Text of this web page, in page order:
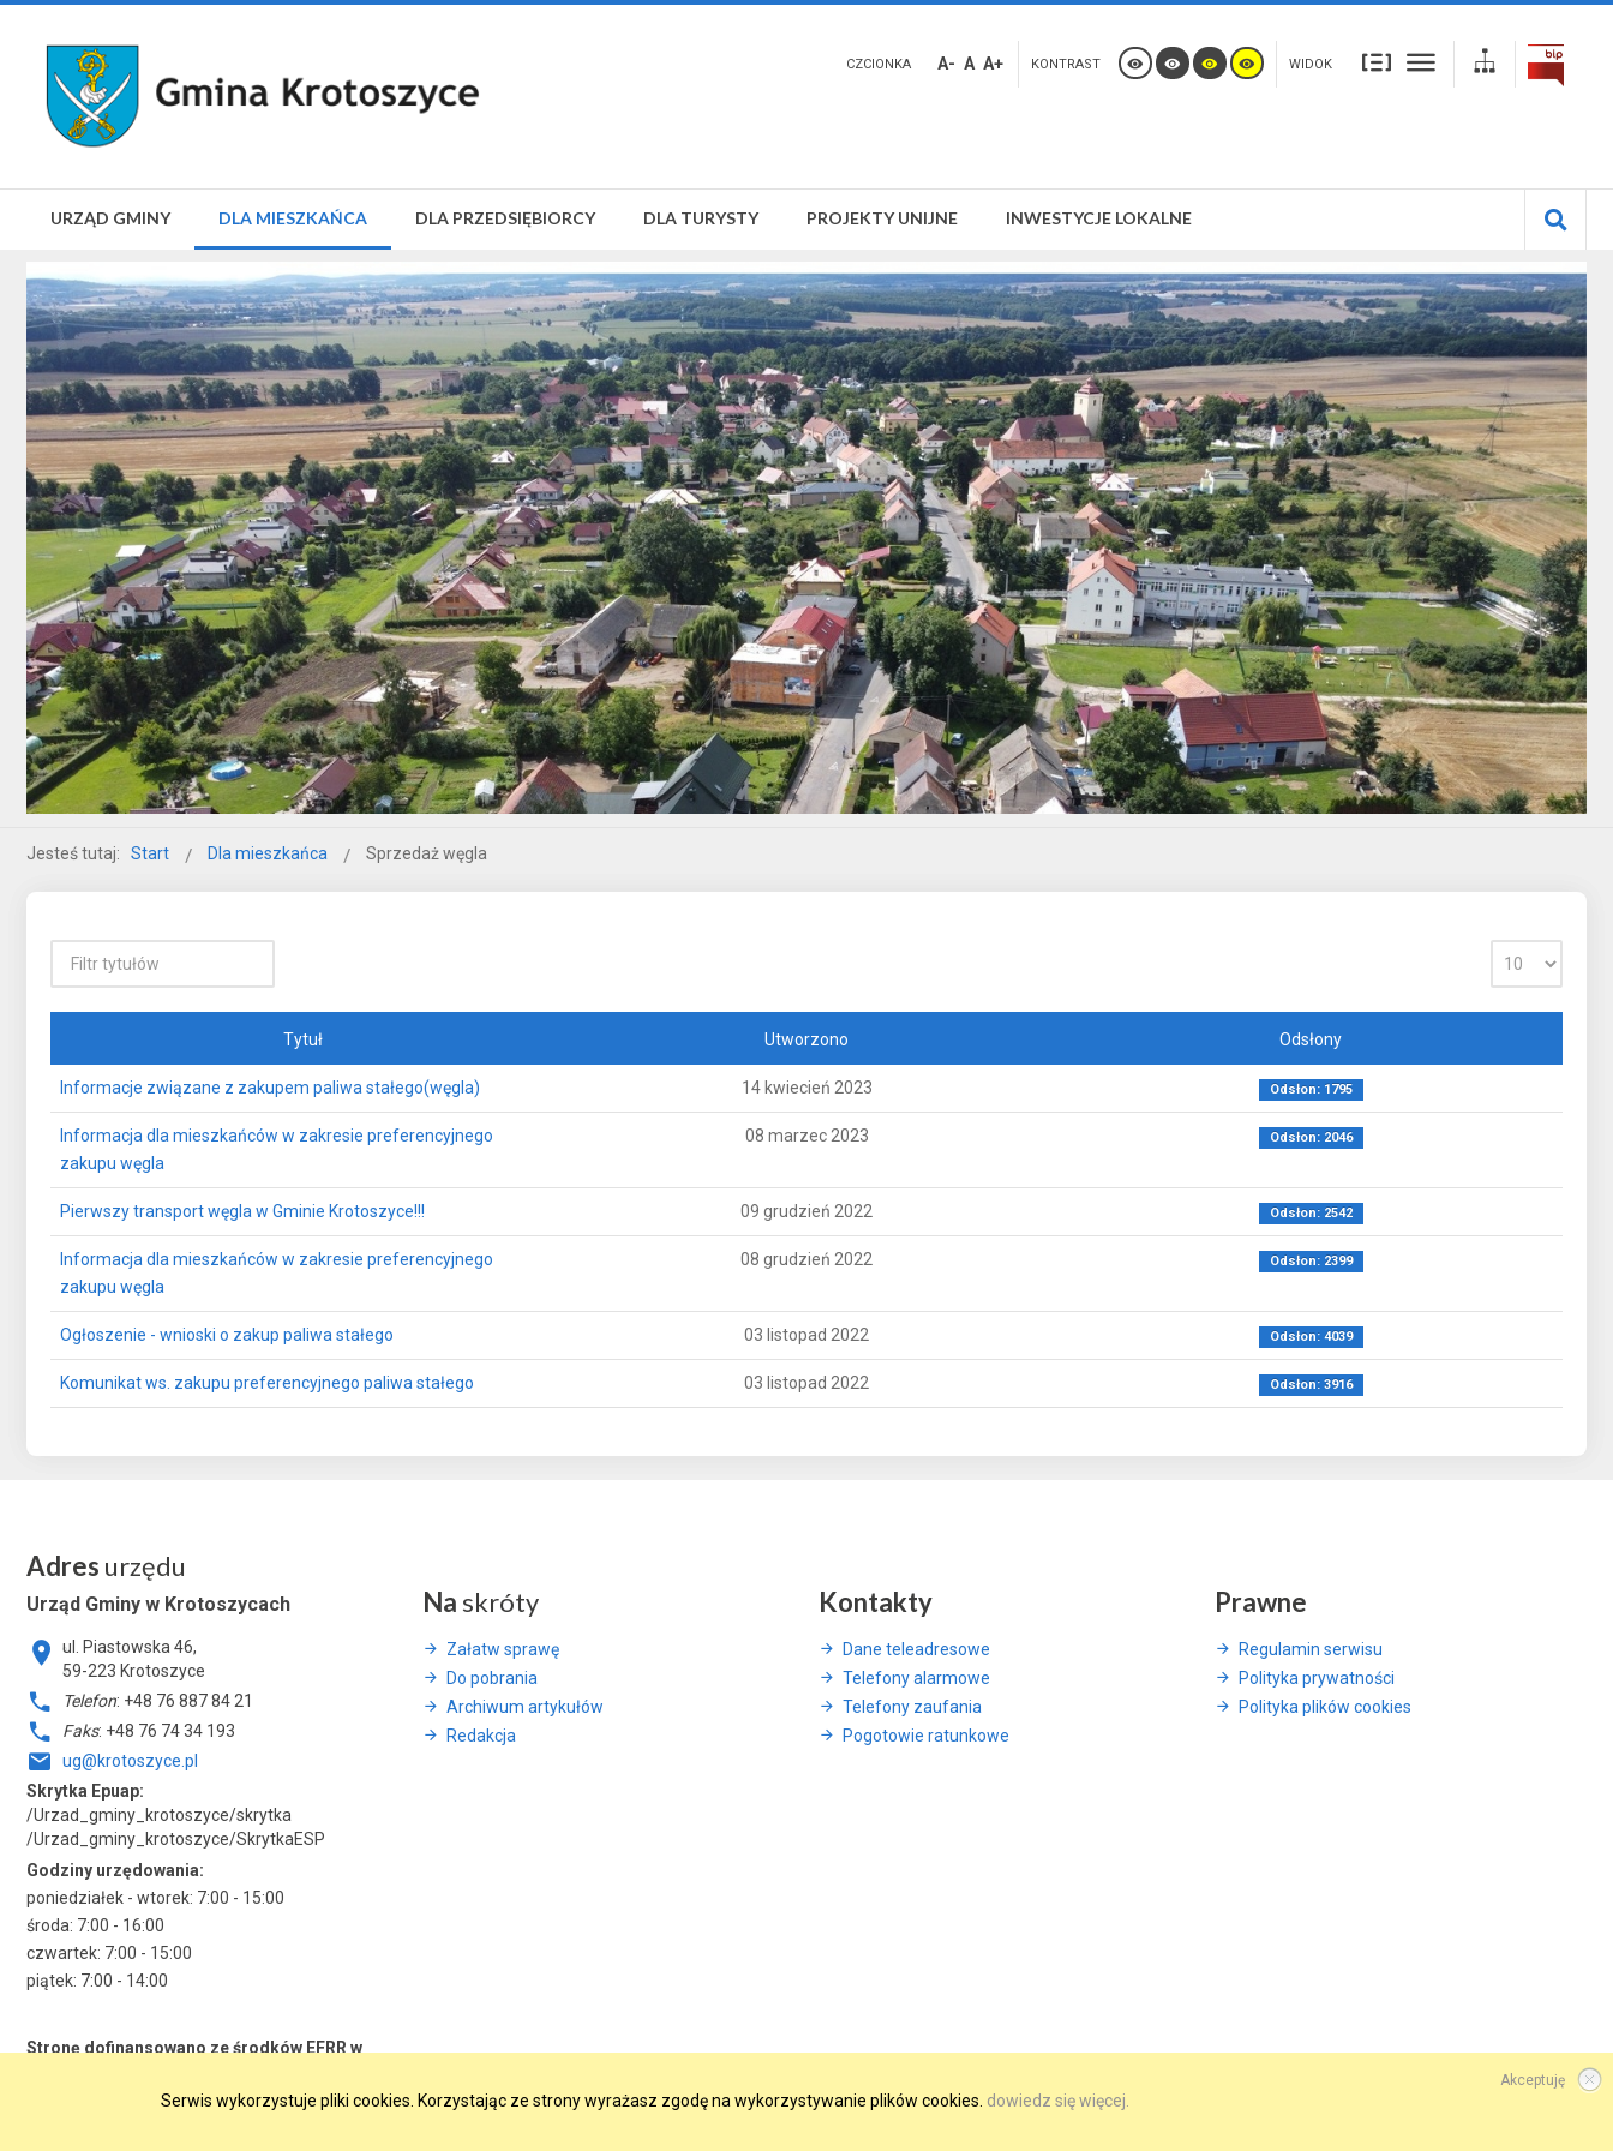
CZCIONKA A- A A+ KONTRAST WIDOK
URZĄD GMINY DLA MIESZKAŃCA DLA PRZEDSIĘBIORCY DLA TURYSTY PROJEKTY UNIJNE INWESTYCJE LOKALNE
Jesteś tutaj: Start Dla mieszkańca Sprzedaż węgla
Tytuł Utworzono Odsłony
Informacje związane z zakupem paliwa stałego(węgla) 14 kwiecień 2023 Odsłon: 1795
Informacja dla mieszkańców w zakresie preferencyjnego
zakupu węgla
08 marzec 2023 Odsłon: 2046
Pierwszy transport węgla w Gminie Krotoszyce!!! 09 grudzień 2022 Odsłon: 2542
Informacja dla mieszkańców w zakresie preferencyjnego
zakupu węgla
08 grudzień 2022 Odsłon: 2399
Ogłoszenie - wnioski o zakup paliwa stałego 03 listopad 2022 Odsłon: 4039
Komunikat ws. zakupu preferencyjnego paliwa stałego 03 listopad 2022 Odsłon: 3916
Adres urzędu
Urząd Gminy w Krotoszycach
ul. Piastowska 46,
59-223 Krotoszyce
Telefon: +48 76 887 84 21
Faks: +48 76 74 34 193
ug@krotoszyce.pl
Skrytka Epuap:
/Urzad_gminy_krotoszyce/skrytka
/Urzad_gminy_krotoszyce/SkrytkaESP
Godziny urzędowania:
poniedziałek - wtorek: 7:00 - 15:00
środa: 7:00 - 16:00
czwartek: 7:00 - 15:00
piątek: 7:00 - 14:00
Stronę dofinansowano ze środków EFRR w
Na skróty
Załatw sprawę
Do pobrania
Archiwum artykułów
Redakcja
Kontakty
Dane teleadresowe
Telefony alarmowe
Telefony zaufania
Pogotowie ratunkowe
Prawne
Regulamin serwisu
Polityka prywatności
Polityka plików cookies
Akceptuję
Serwis wykorzystuje pliki cookies. Korzystając ze strony wyrażasz zgodę na wykorzystywanie plików cookies. dowiedz się więcej.